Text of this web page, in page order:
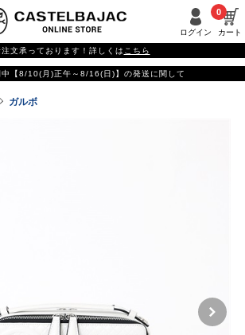
ログイン カート
0
注文承っております！詳しくは こちら
中【8/10(月)正午～8/16(日)】の発送に関して
ガルボ